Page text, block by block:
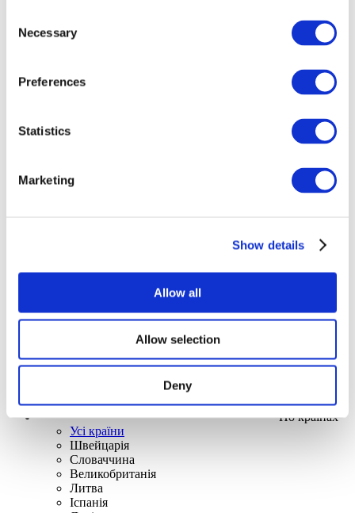
Selection
Necessary
Preferences
Statistics
Marketing
Show details
Allow all
Allow selection
Deny
Всі заходи
Концерти
По країнах
Усі країни
Швейцарія
Словаччина
Великобританія
Литва
Іспанія